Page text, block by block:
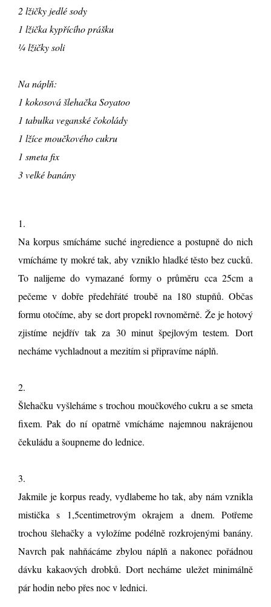
2 lžičky jedlé sody
1 lžička kypřícího prášku
¼ lžičky soli
Na náplň:
1 kokosová šlehačka Soyatoo
1 tabulka veganské čokolády
1 lžíce moučkového cukru
1 smeta fix
3 velké banány
1.
Na korpus smícháme suché ingredience a postupně do nich
vmícháme ty mokré tak, aby vzniklo hladké těsto bez cucků.
To nalijeme do vymazané formy o průměru cca 25cm a
pečeme v dobře předehřáté troubě na 180 stupňů. Občas
formu otočíme, aby se dort propekl rovnoměrně. Že je hotový
zjistíme nejdřív tak za 30 minut špejlovým testem. Dort
necháme vychladnout a mezitím si připravíme náplň.
2.
Šlehačku vyšleháme s trochou moučkového cukru a se smeta
fixem. Pak do ní opatrně vmícháme najemnou nakrájenou
čekuládu a šoupneme do lednice.
3.
Jakmile je korpus ready, vydlabeme ho tak, aby nám vznikla
mistička s 1,5centimetrovým okrajem a dnem. Potřeme
trochou šlehačky a vyložíme podélně rozkrojenými banány.
Navrch pak nahňácáme zbylou náplň a nakonec pořádnou
dávku kakaových drobků. Dort necháme uležet minimálně
pár hodin nebo přes noc v lednici.